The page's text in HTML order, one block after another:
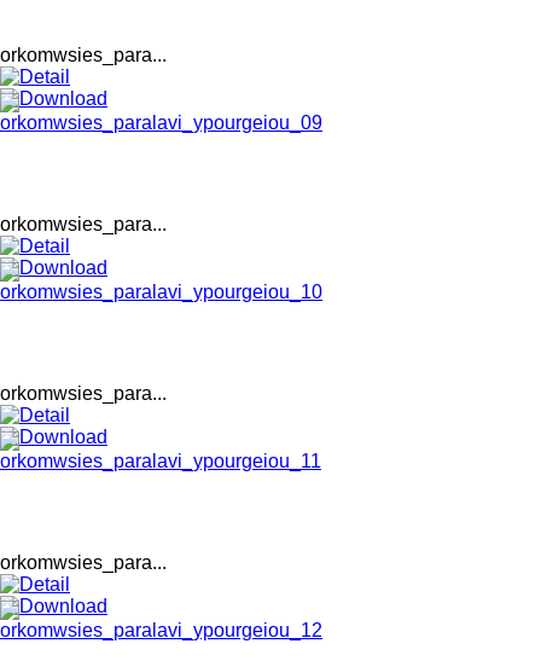
orkomwsies_para...
orkomwsies_para...
orkomwsies_para...
orkomwsies_para...